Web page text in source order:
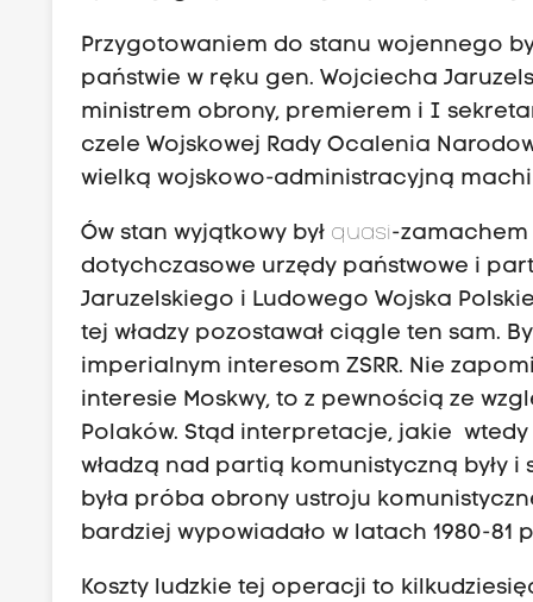
Przygotowaniem do stanu wojennego
państwie w ręku gen. Wojciecha
ministrem obrony, premierem i I
czele Wojskowej Rady Ocalenia
wielką wojskowo-administracyjną
Ów stan wyjątkowy był quasi-zamachem
dotychczasowe urzędy państwowe i
Jaruzelskiego i Ludowego Wojska
tej władzy pozostawał ciągle ten sam.
imperialnym interesom ZSRR. Nie
interesie Moskwy, to z pewnością ze
Polaków. Stąd interpretacje, jakie wtedy
władzą nad partią komunistyczną były
była próba obrony ustroju
bardziej wypowiadało w latach 1980-81
Koszty ludzkie tej operacji to